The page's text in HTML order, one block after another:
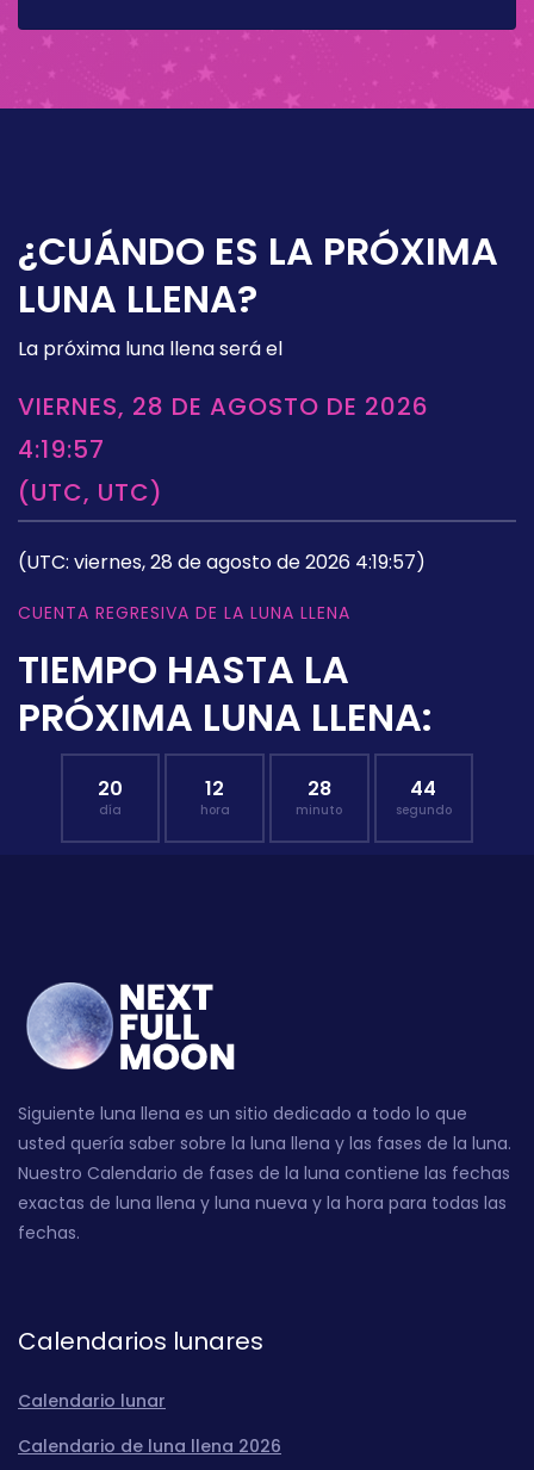
¿CUÁNDO ES LA PRÓXIMA
LUNA LLENA?
La próxima luna llena será el
VIERNES, 28 DE AGOSTO DE 2026
4:19:57
(UTC, UTC)
(UTC: viernes, 28 de agosto de 2026 4:19:57)
CUENTA REGRESIVA DE LA LUNA LLENA
TIEMPO HASTA LA
PRÓXIMA LUNA LLENA:
20
día
12
hora
28
minuto
43
segundo
Siguiente luna llena es un sitio dedicado a todo lo que
usted quería saber sobre la luna llena y las fases de la luna.
Nuestro Calendario de fases de la luna contiene las fechas
exactas de luna llena y luna nueva y la hora para todas las
fechas.
Calendarios lunares
Calendario lunar
Calendario de luna llena 2026